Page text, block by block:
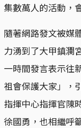
集數萬人的活動，
隨著網路發文被媒
力湧到了大甲鎮瀾
一時間發言表示往
祖會保護大家」，
指揮中心指揮官陳
徐國勇，也相繼呼